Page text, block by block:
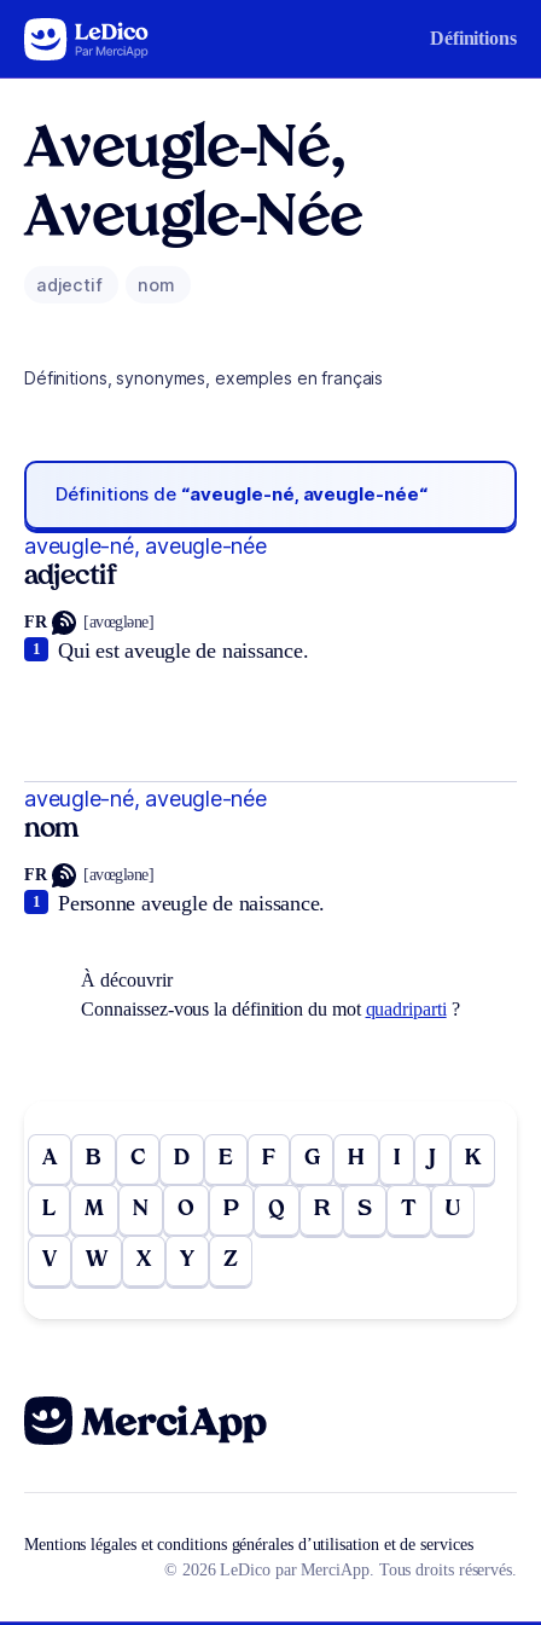
Aller au contenu Définitions
Aveugle-Né,
Aveugle-Née
adjectif nom
Définitions, synonymes, exemples en français
Définitions de “aveugle-né, aveugle-née“
aveugle-né, aveugle-née
adjectif
FR [avœgləne]
Qui est aveugle de naissance.
1
aveugle-né, aveugle-née
nom
FR [avœgləne]
Personne aveugle de naissance.
1
À découvrir
Connaissez-vous la définition du mot quadriparti ?
A B C D E F G H I J K
L M N O P Q R S T U
V W X Y Z
Mentions légales et conditions générales d’utilisation et de services
© 2026 LeDico par MerciApp. Tous droits réservés.